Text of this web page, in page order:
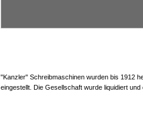
"Kanzler" Schreibmaschinen wurden bis 1912
eingestellt. Die Gesellschaft wurde liquidiert und